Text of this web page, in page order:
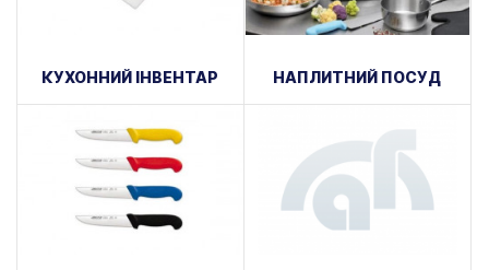
КУХОННИЙ ІНВЕНТАР НАПЛИТНИЙ ПОСУД